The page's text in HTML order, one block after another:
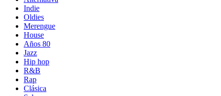
Indie
Oldies
Merengue
House
Años 80
Jazz
Hip hop
R&B
Rap
Clásica